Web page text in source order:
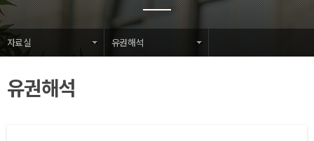
자료실 유권해석
유권해석